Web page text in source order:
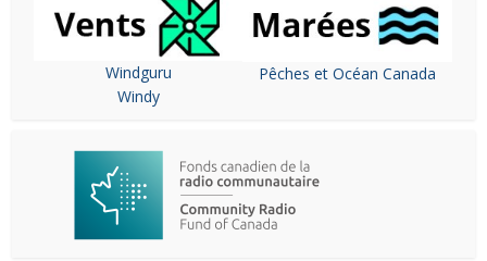
Windguru
Windy
Pêches et Océan Canada